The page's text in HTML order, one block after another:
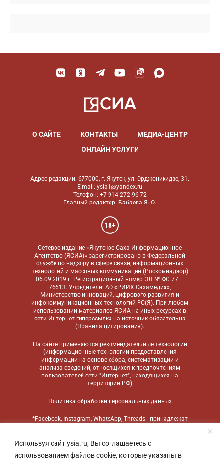
Используя сайт ysia.ru, Вы соглашаетесь с
использованием файлов cookie, которые указаны в
О САЙТЕ КОНТАКТЫ
МЕДИА-ЦЕНТР
ОНЛАЙН УСЛУГИ
Адрес редакции: 677000, г. Якутск, ул. Орджоникидзе, 31.
E-mail: ysia1@yandex.ru
Телефон: +7-914-272-96-72
Главный редактор: Бабаева Я. О.
18+
Сетевое издание «Якутское-Саха Информационное
Агентство (ЯСИА)» зарегистрировано в Федеральной
службе по надзору в сфере связи, информационных
технологий и массовых коммуникаций (Роскомнадзор)
06.09.2019 г. Регистрационный номер ЭЛ № ФС 77 —
76613. Учредители: АО «РИИХ Сахамедиа»,
Министерство инноваций, цифрового развития и
инфокоммуникационных технологий РС(Я). При любом
использовании материалов ЯСИА на иных ресурсах в
сети Интернет гиперссылка на источник обязательна
(Правила цитирования).
На сайте применяются рекомендательные технологии
(информационные технологии предоставления
информации на основе сбора, систематизации и
анализа сведений, относящихся к предпочтениям
пользователей сети "Интернет", находящихся на
территории РФ)
Политика обработки персональных данных
*Facebook, Instagram, WhatsApp, Threads - принадлежат